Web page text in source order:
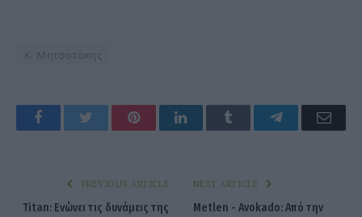
Κ. Μητσοτάκης
Facebook Twitter PinterestLinkedIn Tumblr Telegram
PREVIOUS ARTICLE
Titan: Ενώνει τις δυνάμεις της
NEXT ARTICLE
Metlen - Avokado: Από την